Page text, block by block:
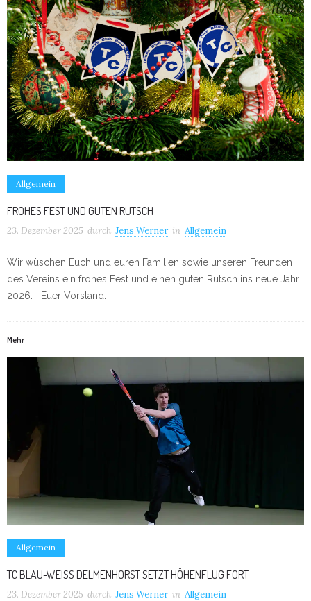
Allgemein
FROHES FEST UND GUTEN RUTSCH
23. Dezember 2025 durch Jens Werner in Allgemein
Wir wüschen Euch und euren Familien sowie unseren Freunden
des Vereins ein frohes Fest und einen guten Rutsch ins neue Jahr
2026. Euer Vorstand.
Mehr
Allgemein
TC BLAU-WEISS DELMENHORST SETZT HÖHENFLUG FORT
23. Dezember 2025 durch Jens Werner in Allgemein